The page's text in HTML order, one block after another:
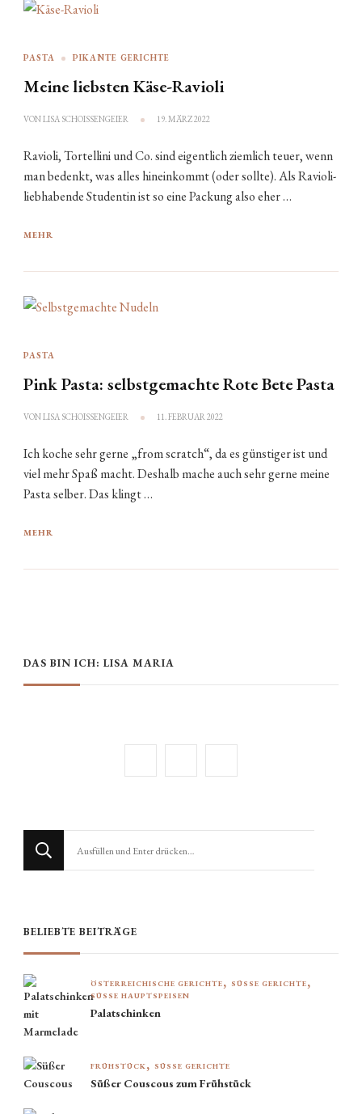
PASTA PIKANTE GERICHTE
Meine liebsten Käse-Ravioli
VONLISA SCHOISSENGEIER 19. MÄRZ 2022
Ravioli, Tortellini und Co. sind eigentlich ziemlich teuer, wenn
man bedenkt, was alles hineinkommt (oder sollte). Als Ravioli-
liebhabende Studentin ist so eine Packung also eher …
MEHR
PASTA
Pink Pasta: selbstgemachte Rote Bete Pasta
VONLISA SCHOISSENGEIER 11. FEBRUAR 2022
Ich koche sehr gerne „from scratch“, da es günstiger ist und
viel mehr Spaß macht. Deshalb mache auch sehr gerne meine
Pasta selber. Das klingt …
MEHR
DAS BIN ICH: LISA MARIA
BELIEBTE BEITRÄGE
ÖSTERREICHISCHE GERICHTE
SÜSSE GERICHTE
SÜSSE HAUPTSPEISEN
Palatschinken
FRÜHSTÜCK SÜSSE GERICHTE
Süßer Couscous zum Frühstück